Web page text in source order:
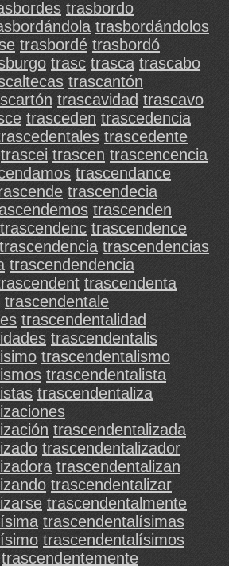
trasbordo
trasbordándolos
trasbordé trasbordó
trasc trasca trascabo
trascantón
trascavidad trascavo
trasceden trascedencia
trascedente
trascei trascen trascencencia
trascendance
trascendecia
trascenden
trascendenc trascendence
trascendencia trascendencias
trascendendencia
trascendenta
trascendentale
trascendentalidad
trascendentalis
trascendentalismo
trascendentalista
trascendentaliza
trascendentalizada
trascendentalizador
trascendentalizan
trascendentalizar
trascendentalmente
trascendentalísimas
trascendentalísimos
trascendentemente